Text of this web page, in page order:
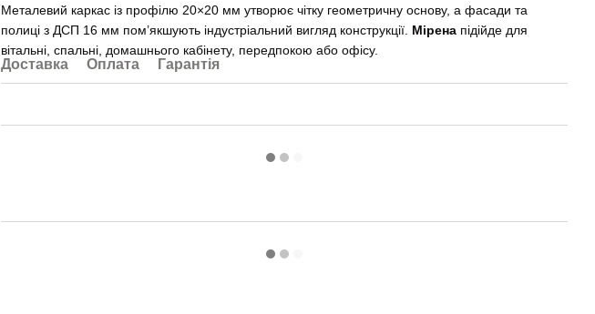
Металевий каркас із профілю 20×20 мм утворює чітку геометричну основу, а фасади та
полиці з ДСП 16 мм пом’якшують індустріальний вигляд конструкції. Мірена підійде для
вітальні, спальні, домашнього кабінету, передпокою або офісу.
Доставка Оплата Гарантія